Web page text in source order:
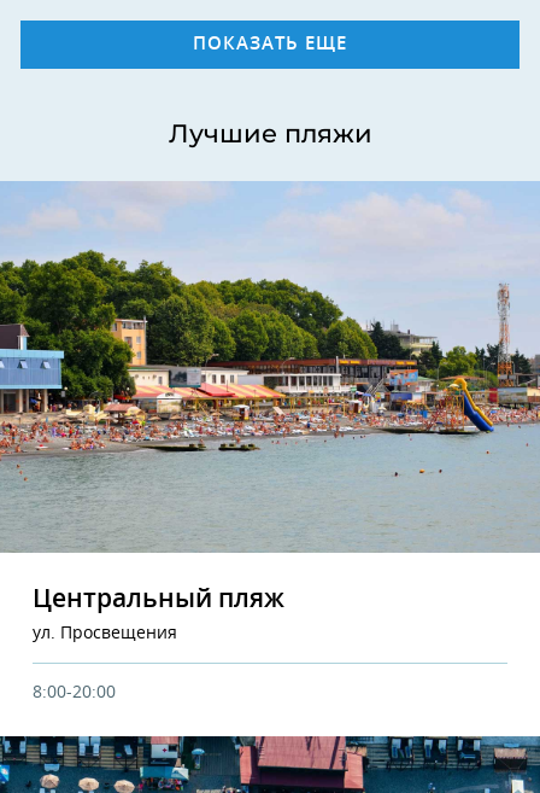
ПОКАЗАТЬ ЕЩЕ
Лучшие пляжи
Центральный пляж
ул. Просвещения
8:00-20:00